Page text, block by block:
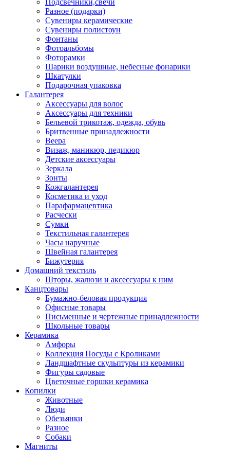
Разное (подарки)
Сувениры керамические
Сувениры полистоун
Фонтаны
Фотоальбомы
Фоторамки
Шарики воздушные, небесные фонарики
Шкатулки
Подарочная упаковка
Галантерея
Аксессуары для волос
Аксессуары для техники
Бельевой трикотаж, одежда, обувь
Бритвенные принадлежности
Веера
Визаж, маникюр, педикюр
Детские аксессуары
Зеркала
Зонты
Кожгалантерея
Косметика и уход
Парафармацевтика
Расчески
Сумки
Текстильная галантерея
Часы наручные
Швейная галантерея
Бижутерия
Домашний текстиль
Шторы, жалюзи и аксессуары к ним
Канцтовары
Бумажно-беловая продукция
Офисные товары
Письменные и чертежные принадлежности
Школьные товары
Керамика
Амфоры
Коллекция Посуды с Кроликами
Ландшафтные скульптуры из керамики
Фигуры садовые
Цветочные горшки керамика
Копилки
Животные
Люди
Обезьянки
Разное
Собаки
Магниты